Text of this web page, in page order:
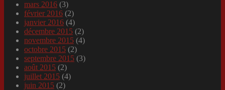
mars 2016 (3)
février 2016 (2)
janvier 2016 (4)
décembre 2015 (2)
novembre 2015 (4)
octobre 2015 (2)
septembre 2015 (3)
août 2015 (2)
juillet 2015 (4)
juin 2015 (2)